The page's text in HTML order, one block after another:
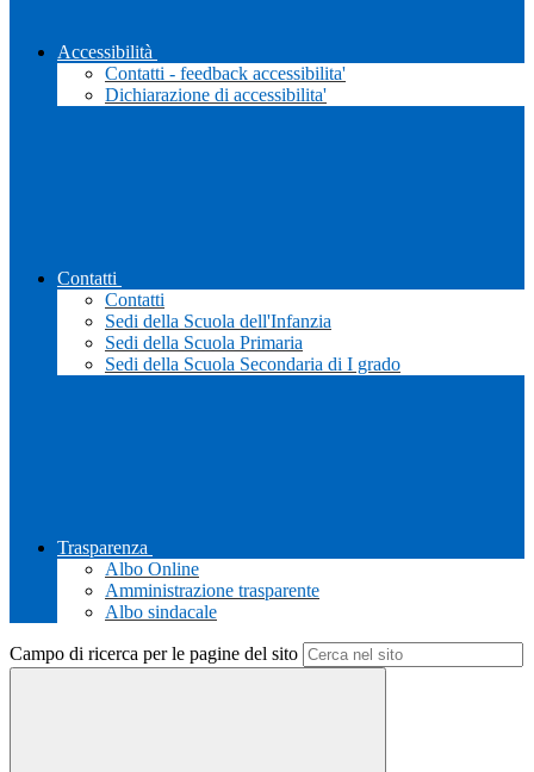
Accessibilità
Contatti - feedback accessibilita'
Dichiarazione di accessibilita'
Contatti
Contatti
Sedi della Scuola dell'Infanzia
Sedi della Scuola Primaria
Sedi della Scuola Secondaria di I grado
Trasparenza
Albo Online
Amministrazione trasparente
Albo sindacale
Campo di ricerca per le pagine del sito